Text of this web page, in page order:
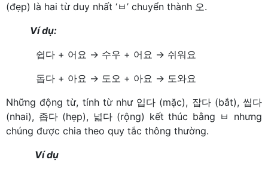
(đẹp) là hai từ duy nhất ‘ㅂ’ chuyển thành 오.
Ví dụ:
쉽다 + 어요 → 수우 + 어요 → 쉬워요
돕다 + 아요 → 도오 + 아요 → 도와요
Những động từ, tính từ như 입다 (mặc), 잡다 (bắt), 씹다
(nhai), 좁다 (hẹp), 넓다 (rộng) kết thúc bằng ㅂ nhưng
chúng được chia theo quy tắc thông thường.
Ví dụ